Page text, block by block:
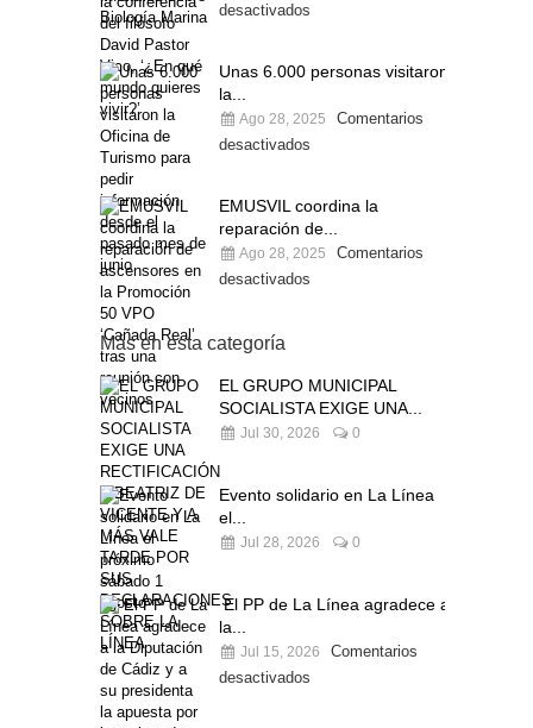
desactivados
Unas 6.000 personas visitaron
la...
Ago 28, 2025
Comentarios
desactivados
EMUSVIL coordina la
reparación de...
Ago 28, 2025
Comentarios
desactivados
Más en esta categoría
EL GRUPO MUNICIPAL
SOCIALISTA EXIGE UNA...
Jul 30, 2026 0
Evento solidario en La Línea
el...
Jul 28, 2026 0
El PP de La Línea agradece a
la...
Jul 15, 2026
Comentarios
desactivados